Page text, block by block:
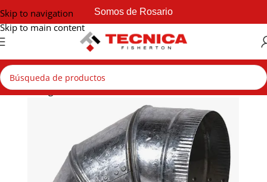
Skip to navigation
Skip to main content
Somos de Rosario
Inicio Zingueria